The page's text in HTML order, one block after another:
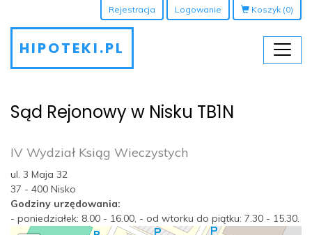
Rejestracja Logowanie Koszyk (0)
HIPOTEKI.PL
Sąd Rejonowy w Nisku TB1N
IV Wydział Ksiąg Wieczystych
ul. 3 Maja 32
37 - 400 Nisko
Godziny urzędowania:
- poniedziałek: 8.00 - 16.00, - od wtorku do piątku: 7.30 - 15.30.